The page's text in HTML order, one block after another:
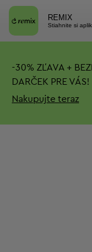
REMIX
Stiahnite si
-30% ZĽAVA +
DARČEK PRE VÁS!
Nakupujte teraz